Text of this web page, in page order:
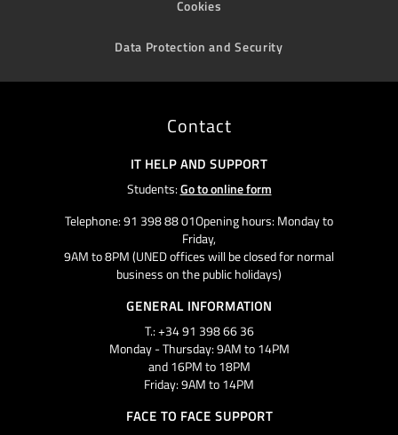
Cookies
Data Protection and Security
Contact
IT HELP AND SUPPORT
Students:Go to online form
Telephone: 91 398 88 01Opening hours: Monday to
Friday,
9AM to 8PM (UNED offices will be closed for normal
business on the public holidays)
GENERAL INFORMATION
T.: +34 91 398 66 36
Monday - Thursday: 9AM to 14PM
and 16PM to 18PM
Friday: 9AM to 14PM
FACE TO FACE SUPPORT